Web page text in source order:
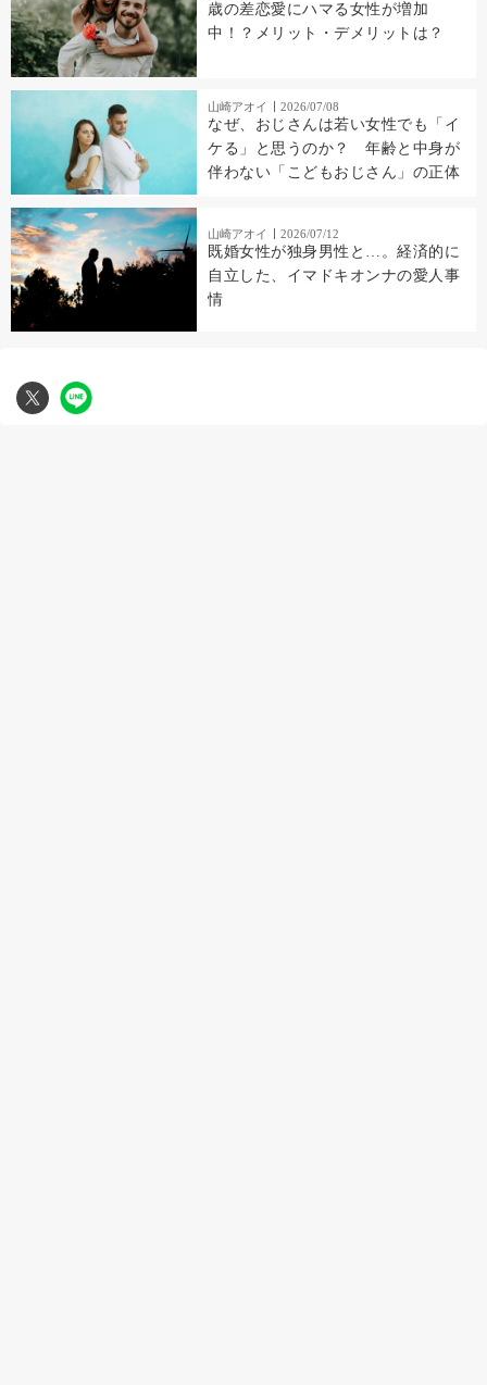
歳の差恋愛にハマる女性が増加
中！？メリット・デメリットは？
山崎アオイ 2026/07/08
なぜ、おじさんは若い女性でも「イ
ケる」と思うのか？ 年齢と中身が
伴わない「こどもおじさん」の正体
山崎アオイ 2026/07/12
既婚女性が独身男性と…。経済的に
自立した、イマドキオンナの愛人事
情